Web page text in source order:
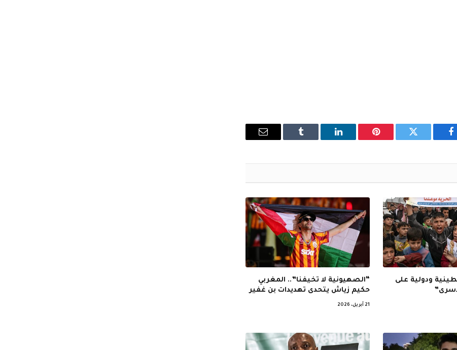
فيسبوك تويتر بينتيريستلينكدإن Tumblr
البريد
ودولية على
“الصهيونية لا تخيفنا”.. المغربي
حكيم زياش يتحدى تهديدات بن غفير
21 أبريل، 2026